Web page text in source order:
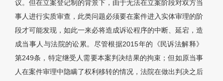
议。但在立案登记制的背景下，由于无法在立案阶段对双方当
事人进行实质审查，此类问题必须要在案件进入实体审理的阶
段才可能发现，如此一来必将造成诉讼程序的中断、延宕，造
成当事人与法院的讼累。尽管根据2015年的《民诉法解释》
第249条，特定继受人需要本案判决结果的拘束；但如原当事
人在案件审理中隐瞒了权利移转的情况，法院在做出判决之后